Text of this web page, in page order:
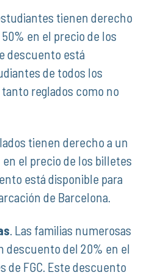
tienen derecho
en el precio de los
descuento está
de todos los
reglados como no
tienen derecho a un
el precio de los billetes
está disponible para
de Barcelona.
. Las familias numerosas
descuento del 20% en el
de FGC. Este descuento